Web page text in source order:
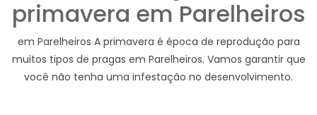
primavera em Parelheiros
em Parelheiros A primavera é época de reprodução para
muitos tipos de pragas em Parelheiros. Vamos garantir que
você não tenha uma infestação no desenvolvimento.